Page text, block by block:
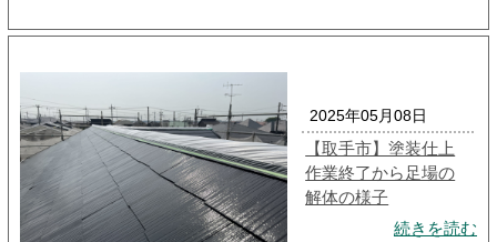
2025年05月08日
【取手市】塗装仕上
作業終了から足場の
解体の様子
続きを読む